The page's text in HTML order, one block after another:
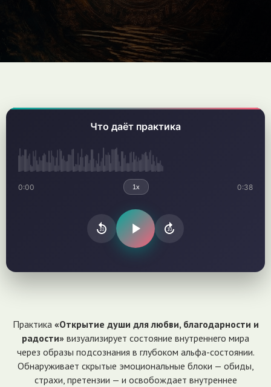
Что даёт практика
0:00 1x 0:38
10 10
Практика «Открытие души для любви, благодарности и
радости» визуализирует состояние внутреннего мира
через образы подсознания в глубоком альфа-состоянии.
Обнаруживает скрытые эмоциональные блоки — обиды,
страхи, претензии — и освобождает внутреннее